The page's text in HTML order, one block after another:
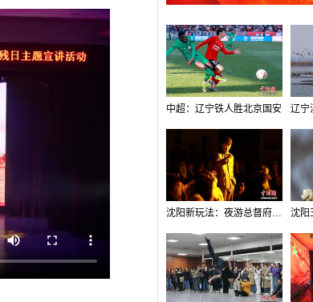
中超：辽宁铁人胜北京国安
沈阳新玩法：夜游总督府，当一回“赴宴者”